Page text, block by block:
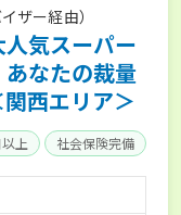
ザー経由）
人気スーパー
あなたの裁量
西エリア＞
上 社会保険完備